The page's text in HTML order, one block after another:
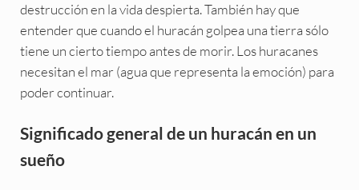
destrucción en la vida despierta. También hay que
entender que cuando el huracán golpea una tierra sólo
tiene un cierto tiempo antes de morir. Los huracanes
necesitan el mar (agua que representa la emoción) para
poder continuar.
Significado general de un huracán en un
sueño